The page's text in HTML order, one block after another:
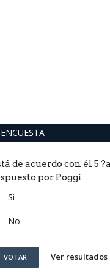
ENCUESTA
de acuerdo con él 5
por Poggi
Si
No
VOTAR Ver resultados